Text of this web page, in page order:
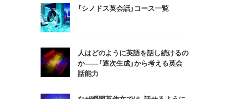
「シノドス英会話」コース一覧
人はどのように英語を話し続けるの
か――「逐次生成」から考える英会
話能力